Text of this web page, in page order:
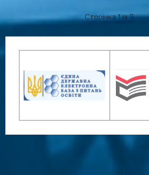
Сторінка 1 із 9